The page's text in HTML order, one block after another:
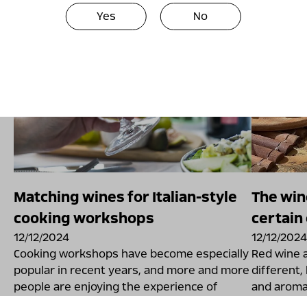
Yes No
Matching wines for Italian-style
cooking workshops
12/12/2024
Cooking workshops have become especially
popular in recent years, and more and more
people are enjoying the experience of
The
certain
12/12/2024
Red wine
different,
and